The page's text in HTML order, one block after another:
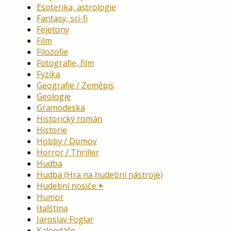
Esoterika, astrologie
Fantasy, sci-fi
Fejetony
Film
Filozofie
Fotografie, film
Fyzika
Geografie / Zeměpis
Geologie
Gramodeska
Historický román
Historie
Hobby / Domov
Horror / Thriller
Hudba
Hudba (Hra na hudební nástroje)
Hudební nosiče
Humor
Italština
Jaroslav Foglar